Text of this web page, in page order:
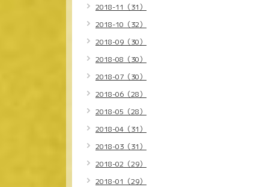
2018-11（31）
2018-10（32）
2018-09（30）
2018-08（30）
2018-07（30）
2018-06（28）
2018-05（28）
2018-04（31）
2018-03（31）
2018-02（29）
2018-01（29）